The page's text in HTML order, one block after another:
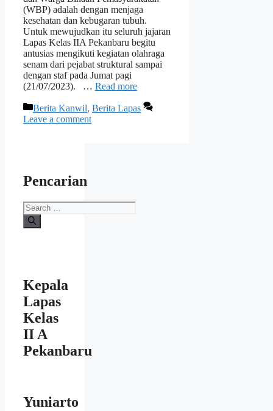
(WBP) adalah dengan menjaga
kesehatan dan kebugaran tubuh.
Untuk mewujudkan itu seluruh jajaran
Lapas Kelas IIA Pekanbaru begitu
antusias mengikuti kegiatan olahraga
senam dari pejabat struktural sampai
dengan staf pada Jumat pagi
(21/07/2023). … Read more
Categories
Berita Kanwil, Berita Lapas
Leave a comment
Pencarian
Search
for:
Kepala
Lapas
Kelas
II A
Pekanbaru
Yuniarto